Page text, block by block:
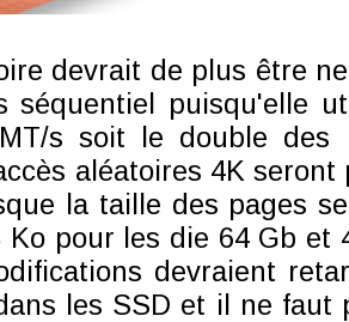
devrait de plus être
séquentiel puisqu'elle
s soit le double des
aléatoires 4K
la taille des pages
Ko pour les die 64 Gb et
devraient
les SSD et il ne faut